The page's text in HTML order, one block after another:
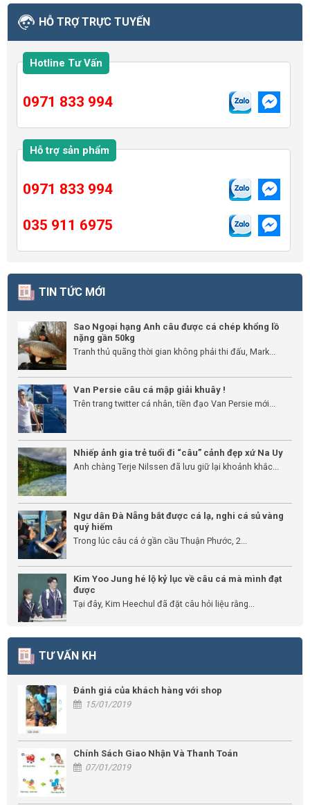
HỖ TRỢ TRỰC TUYẾN
Hotline Tư Vấn
0971 833 994
Hỗ trợ sản phẩm
0971 833 994
035 911 6975
TIN TỨC MỚI
Sao Ngoại hạng Anh câu được cá chép khổng lồ
nặng gần 50kg
Tranh thủ quãng thời gian không phải thi đấu, Mark...
Van Persie câu cá mập giải khuây !
Trên trang twitter cá nhân, tiền đạo Van Persie mới...
Nhiếp ảnh gia trẻ tuổi đi “câu” cảnh đẹp xứ Na Uy
Anh chàng Terje Nilssen đã lưu giữ lại khoảnh khắc...
Ngư dân Đà Nẵng bắt được cá lạ, nghi cá sủ vàng
quý hiếm
Trong lúc câu cá ở gần cầu Thuận Phước, 2...
Kim Yoo Jung hé lộ kỷ lục về câu cá mà mình đạt
được
Tại đây, Kim Heechul đã đặt câu hỏi liệu rằng...
TƯ VẤN KH
Đánh giá của khách hàng với shop
15/01/2019
Chính Sách Giao Nhận Và Thanh Toán
07/01/2019